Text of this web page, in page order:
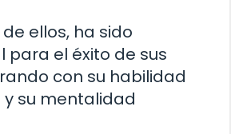
ellos, ha sido
el éxito de sus
con su habilidad
su mentalidad